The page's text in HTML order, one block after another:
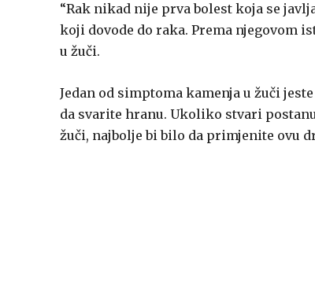
“Rak nikad nije prva bolest koja se
koji dovode do raka. Prema njegovom
u žuči.
Jedan od simptoma kamenja u žuči
da svarite hranu. Ukoliko stvari
žuči, najbolje bi bilo da primjenite ovu